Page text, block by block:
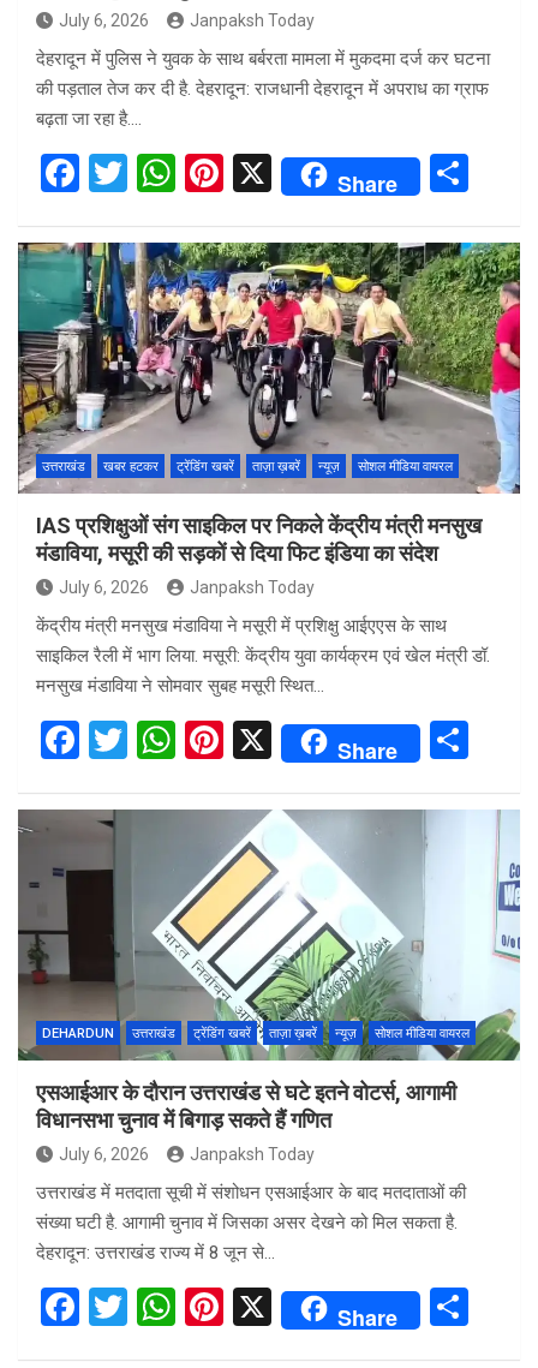
July 6, 2026 Janpaksh Today
देहरादून में पुलिस ने युवक के साथ बर्बरता मामला में मुकदमा दर्ज कर घटना
की पड़ताल तेज कर दी है. देहरादून: राजधानी देहरादून में अपराध का ग्राफ
बढ़ता जा रहा है.…
F
ce
b
o
o
k
T
tt
er
W
at
s
A
p
p
Pi
er
es
t
X Share
ar
e
उत्तराखंड खबर हटकर ट्रेंडिंग खबरें ताज़ा ख़बरें न्यूज़ सोशल मीडिया वायरल
IAS प्रशिक्षुओं संग साइकिल पर निकले केंद्रीय मंत्री मनसुख
मंडाविया, मसूरी की सड़कों से दिया फिट इंडिया का संदेश
July 6, 2026 Janpaksh Today
केंद्रीय मंत्री मनसुख मंडाविया ने मसूरी में प्रशिक्षु आईएएस के साथ
साइकिल रैली में भाग लिया. मसूरी: केंद्रीय युवा कार्यक्रम एवं खेल मंत्री डॉ.
मनसुख मंडाविया ने सोमवार सुबह मसूरी स्थित…
F
ce
k
T
tt
W
at
A
p
p
Pi
er
es
t
X Share
ar
DEHARDUN उत्तराखंड ट्रेंडिंग खबरें ताज़ा ख़बरें न्यूज़ सोशल मीडिया वायरल
एसआईआर के दौरान उत्तराखंड से घटे इतने वोटर्स, आगामी
विधानसभा चुनाव में बिगाड़ सकते हैं गणित
July 6, 2026 Janpaksh Today
उत्तराखंड में मतदाता सूची में संशोधन एसआईआर के बाद मतदाताओं की
संख्या घटी है. आगामी चुनाव में जिसका असर देखने को मिल सकता है.
देहरादून: उत्तराखंड राज्य में 8 जून से…
F
T
W Pi X Share